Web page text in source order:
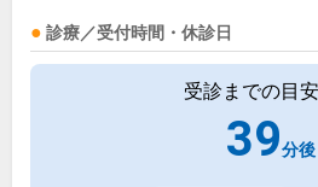
診療／受付時間・休診日
受診までの目
39分後